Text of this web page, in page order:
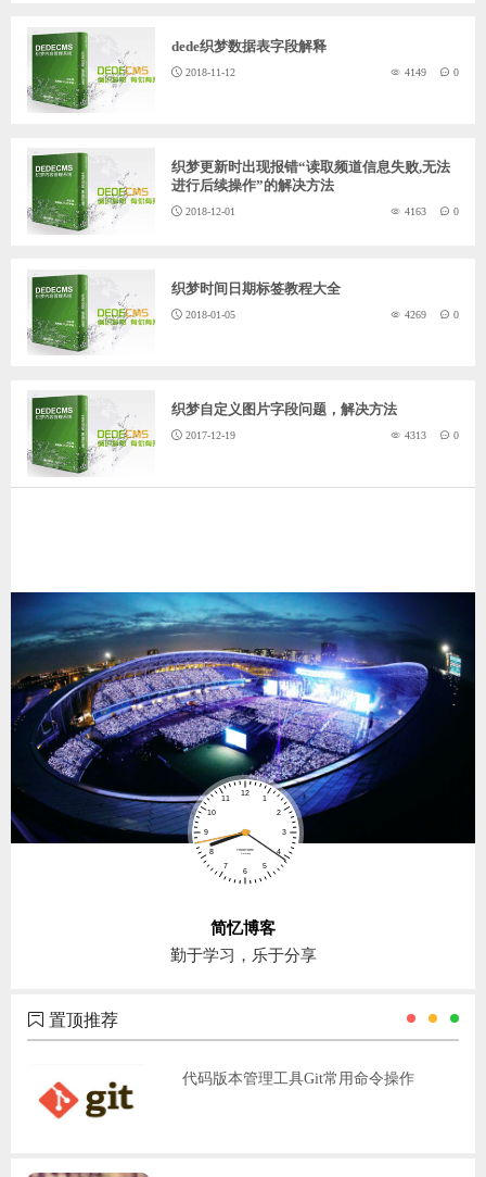
dede织梦数据表字段解释
2018-11-12 4149 0
织梦更新时出现报错“读取频道信息失败,无法
进行后续操作”的解决方法
2018-12-01 4163 0
织梦时间日期标签教程大全
2018-01-05 4269 0
织梦自定义图片字段问题，解决方法
2017-12-19 4313 0
简忆博客
勤于学习，乐于分享
置顶推荐
代码版本管理工具Git常用命令操作